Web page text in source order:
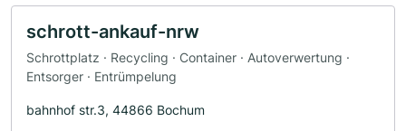
schrott-ankauf-nrw
Schrottplatz · Recycling · Container · Autoverwertung ·
Entsorger · Entrümpelung
bahnhof str.3, 44866 Bochum